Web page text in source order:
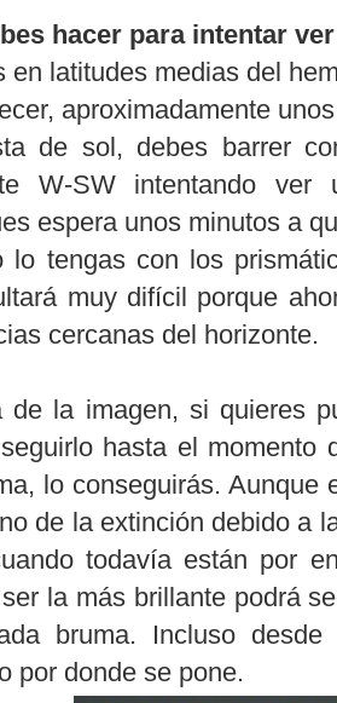
hacer para intentar
en latitudes medias del
aproximadamente
de sol, debes barrer
W-SW intentando
espera unos minutos a
lo tengas con los
muy difícil porque
cercanas del horizonte.
de la imagen, si quieres
hasta el
lo conseguirás. Aunque
de la extinción debido a
todavía están por
la más brillante podrá
bruma. Incluso
por donde se pone.